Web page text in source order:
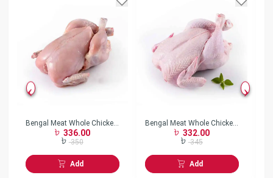
Bengal Meat Whole Chicken
Skin Less w/o Neck Frozen
336.00
350
Add
Bengal Meat Whole Chicken
Skin On w/o Neck Frozen
332.00
345
Add